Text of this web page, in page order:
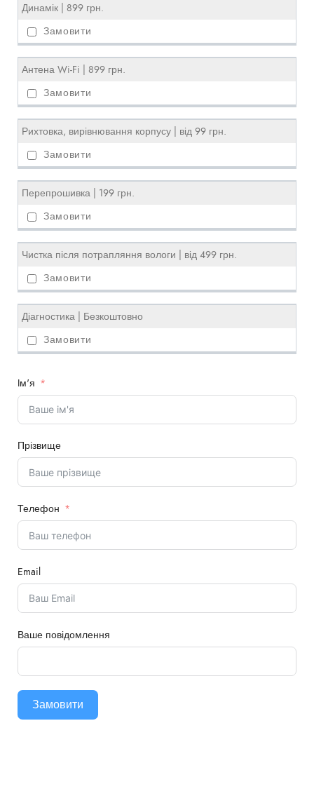
Динамік | 899 грн.
Антена Wi-Fi | 899 грн.
Рихтовка, вирівнювання корпусу | від 99 грн.
Перепрошивка | 199 грн.
Чистка після потрапляння вологи | від 499 грн.
Діагностика | Безкоштовно
Iм'я
Прізвище
Телефон
Email
Ваше повідомлення
Замовити